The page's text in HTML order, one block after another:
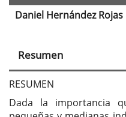
Contenido
principal
del
artículo
Daniel Hernández Rojas
Resumen
RESUMEN
Dada la importancia